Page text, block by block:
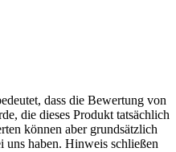
dass die Bewertung von
die dieses Produkt tatsächlich
können aber grundsätzlich
uns haben. Hinweis schließen